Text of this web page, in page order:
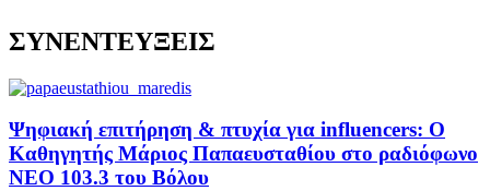
ΣΥΝΕΝΤΕΥΞΕΙΣ
Ψηφιακή επιτήρηση & πτυχία για influencers: Ο
Καθηγητής Μάριος Παπαευσταθίου στο ραδιόφωνο
NEO 103.3 του Βόλου